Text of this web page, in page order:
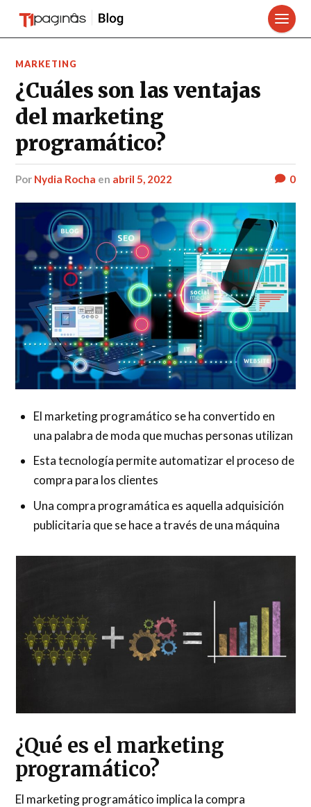
MARKETING
¿Cuáles son las ventajas
del marketing
programático?
por Nydia Rocha en abril 5, 2022 0
El marketing programático se ha convertido en
una palabra de moda que muchas personas utilizan
Esta tecnología permite automatizar el proceso de
compra para los clientes
Una compra programática es aquella adquisición
publicitaria que se hace a través de una máquina
¿Qué es el marketing
programático?
El marketing programático implica la compra